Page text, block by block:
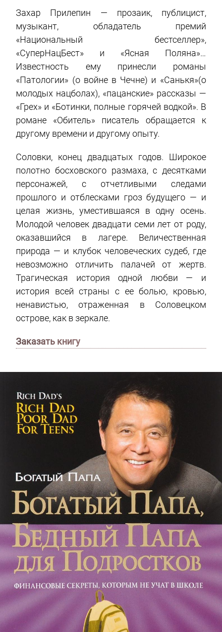
Захар Прилепин — прозаик, публицист,
музыкант, обладатель премий
«Национальный бестселлер»,
«СуперНацБест» и «Ясная Поляна»…
Известность ему принесли романы
«Патологии» (о войне в Чечне) и «Санькя»(о
молодых нацболах), «пацанские» рассказы —
«Грех» и «Ботинки, полные горячей водкой». В
романе «Обитель» писатель обращается к
другому времени и другому опыту.
Соловки, конец двадцатых годов. Широкое
полотно босховского размаха, с десятками
персонажей, с отчетливыми следами
прошлого и отблесками гроз будущего — и
целая жизнь, уместившаяся в одну осень.
Молодой человек двадцати семи лет от роду,
оказавшийся в лагере. Величественная
природа — и клубок человеческих судеб, где
невозможно отличить палачей от жертв.
Трагическая история одной любви — и
история всей страны с ее болью, кровью,
ненавистью, отраженная в Соловецком
острове, как в зеркале.
Заказать книгу